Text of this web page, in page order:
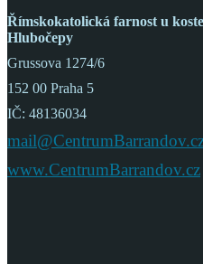
Římskokatolická farnost u
Hlubočepy
Grussova 1274/6
152 00 Praha 5
IČ: 48136034
www.CentrumBarrandov.cz